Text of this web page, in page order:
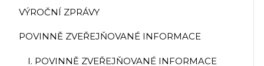
VÝROČNÍ ZPRÁVY
POVINNĚ ZVEŘEJŇOVANÉ INFORMACE
I. POVINNĚ ZVEŘEJŇOVANÉ INFORMACE